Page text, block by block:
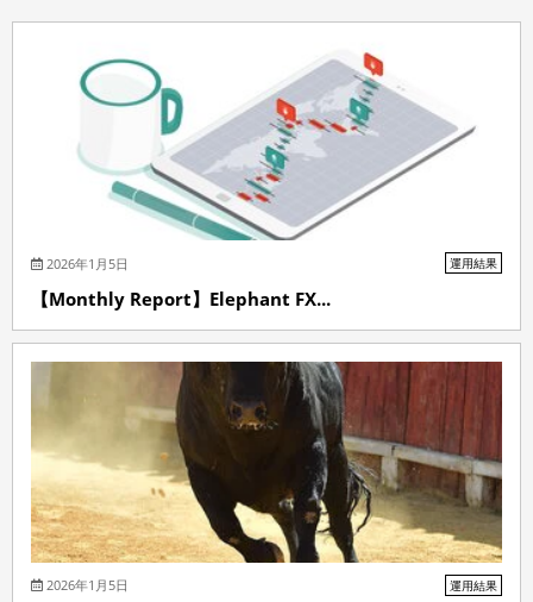
2026年1月5日 運用結果
【Monthly Report】Elephant FX...
2026年1月5日 運用結果